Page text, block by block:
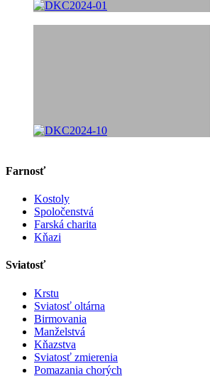
Farnosť
Kostoly
Spoločenstvá
Farská charita
Kňazi
Sviatosť
Krstu
Sviatosť oltárna
Birmovania
Manželstvá
Kňazstva
Sviatosť zmierenia
Pomazania chorých